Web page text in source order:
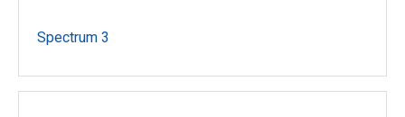
Spectrum 3